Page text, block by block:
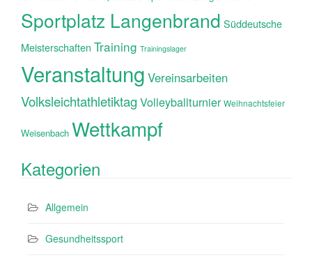
Sportplatz Langenbrand Süddeutsche
Meisterschaften Training Trainingslager
Veranstaltung Vereinsarbeiten
Volksleichtathletiktag Volleyballturnier Weihnachtsfeier
Weisenbach Wettkampf
Kategorien
Allgemein
Gesundheitssport